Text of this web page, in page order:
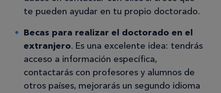
te pueden ayudar en tu propio doctorado.
Becas para realizar el doctorado en el
extranjero. Es una excelente idea: tendrás
acceso a información específica,
contactarás con profesores y alumnos de
otros países, mejorarás un segundo idioma